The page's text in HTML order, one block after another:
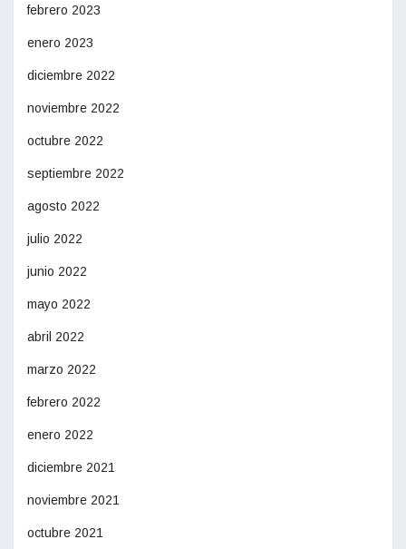
febrero 2023
enero 2023
diciembre 2022
noviembre 2022
octubre 2022
septiembre 2022
agosto 2022
julio 2022
junio 2022
mayo 2022
abril 2022
marzo 2022
febrero 2022
enero 2022
diciembre 2021
noviembre 2021
octubre 2021